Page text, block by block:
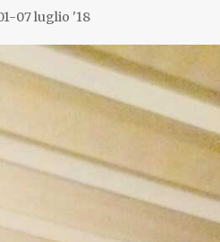
07 luglio '18